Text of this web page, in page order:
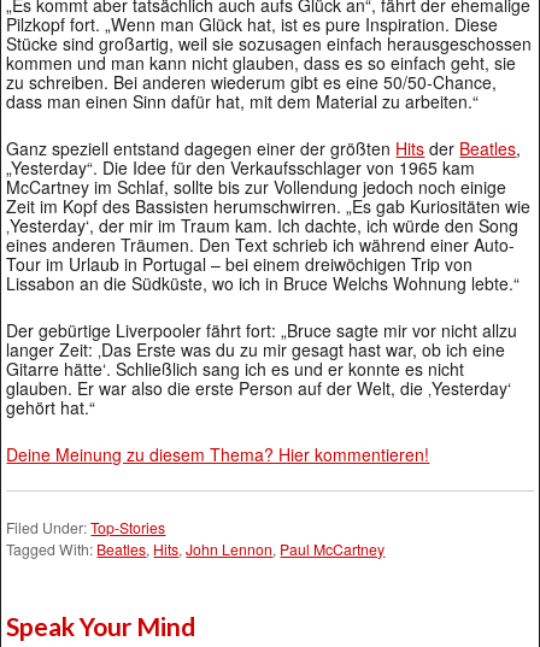
„Es kommt aber tatsächlich auch aufs Glück an“, fährt der ehemalige
Pilzkopf fort. „Wenn man Glück hat, ist es pure Inspiration. Diese
Stücke sind großartig, weil sie sozusagen einfach herausgeschossen
kommen und man kann nicht glauben, dass es so einfach geht, sie
zu schreiben. Bei anderen wiederum gibt es eine 50/50-Chance,
dass man einen Sinn dafür hat, mit dem Material zu arbeiten.“
Ganz speziell entstand dagegen einer der größten Hits der Beatles,
„Yesterday“. Die Idee für den Verkaufsschlager von 1965 kam
McCartney im Schlaf, sollte bis zur Vollendung jedoch noch einige
Zeit im Kopf des Bassisten herumschwirren. „Es gab Kuriositäten wie
‚Yesterday‘, der mir im Traum kam. Ich dachte, ich würde den Song
eines anderen Träumen. Den Text schrieb ich während einer Auto-
Tour im Urlaub in Portugal – bei einem dreiwöchigen Trip von
Lissabon an die Südküste, wo ich in Bruce Welchs Wohnung lebte.“
Der gebürtige Liverpooler fährt fort: „Bruce sagte mir vor nicht allzu
langer Zeit: ‚Das Erste was du zu mir gesagt hast war, ob ich eine
Gitarre hätte‘. Schließlich sang ich es und er konnte es nicht
glauben. Er war also die erste Person auf der Welt, die ‚Yesterday‘
gehört hat.“
Deine Meinung zu diesem Thema? Hier kommentieren!
Filed Under:Top-Stories
Tagged With: Beatles, Hits,John Lennon, Paul McCartney
Speak Your Mind